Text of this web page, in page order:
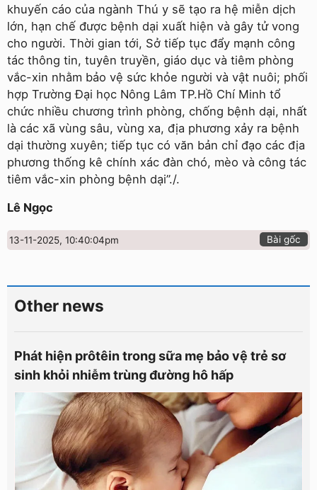
khuyến cáo của ngành Thú y sẽ tạo ra hệ miễn dịch
lớn, hạn chế được bệnh dại xuất hiện và gây tử vong
cho người. Thời gian tới, Sở tiếp tục đẩy mạnh công
tác thông tin, tuyên truyền, giáo dục và tiêm phòng
vắc-xin nhằm bảo vệ sức khỏe người và vật nuôi; phối
hợp Trường Đại học Nông Lâm TP.Hồ Chí Minh tổ
chức nhiều chương trình phòng, chống bệnh dại, nhất
là các xã vùng sâu, vùng xa, địa phương xảy ra bệnh
dại thường xuyên; tiếp tục có văn bản chỉ đạo các địa
phương thống kê chính xác đàn chó, mèo và công tác
tiêm vắc-xin phòng bệnh dại”./.
Lê Ngọc
13-11-2025, 10:40:04pm Bài gốc
Other news
Phát hiện prôtêin trong sữa mẹ bảo vệ trẻ sơ
sinh khỏi nhiễm trùng đường hô hấp